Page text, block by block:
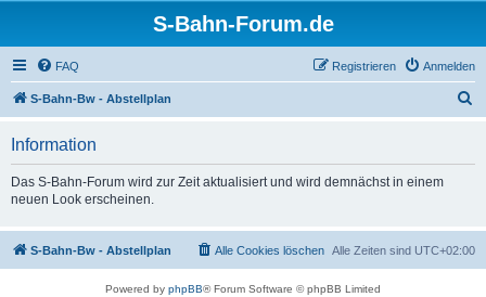
S-Bahn-Forum.de
FAQ Anmelden
Registrieren
S-Bahn-Bw - Abstellplan
Information
Das S-Bahn-Forum wird zur Zeit aktualisiert und wird demnächst in einem
neuen Look erscheinen.
S-Bahn-Bw - Abstellplan Alle Zeiten sind UTC+02:00
Alle Cookies löschen
Powered by phpBB® Forum Software © phpBB Limited